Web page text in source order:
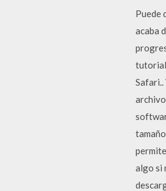
Puede
acaba
Safari..
algo si